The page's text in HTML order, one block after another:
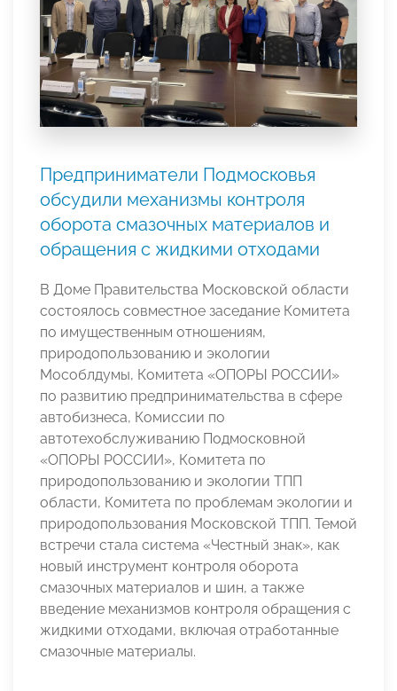
Предприниматели Подмосковья
обсудили механизмы контроля
оборота смазочных материалов и
обращения с жидкими отходами
В Доме Правительства Московской области
состоялось совместное заседание Комитета
по имущественным отношениям,
природопользованию и экологии
Мособлдумы, Комитета «ОПОРЫ РОССИИ»
по развитию предпринимательства в сфере
автобизнеса, Комиссии по
автотехобслуживанию Подмосковной
«ОПОРЫ РОССИИ», Комитета по
природопользованию и экологии ТПП
области, Комитета по проблемам экологии и
природопользования Московской ТПП. Темой
встречи стала система «Честный знак», как
новый инструмент контроля оборота
смазочных материалов и шин, а также
введение механизмов контроля обращения с
жидкими отходами, включая отработанные
смазочные материалы.